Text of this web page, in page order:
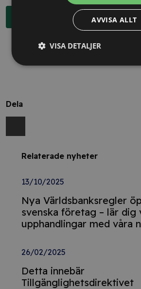
Boka rådgivning
Dela
Relaterade nyheter
13/10/2025
Nya Världsbanksregler
svenska företag – lär dig
upphandlingar med våra
26/02/2025
Detta innebär
Tillgänglighetsdirektivet
AVVISA ALLT
VISA DETALJER